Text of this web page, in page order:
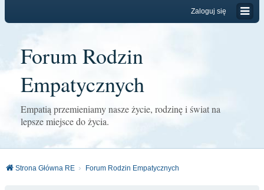
Zaloguj się
Forum Rodzin
Empatycznych
Empatią przemieniamy nasze życie, rodzinę i świat na
lepsze miejsce do życia.
Strona Główna RE Forum Rodzin Empatycznych